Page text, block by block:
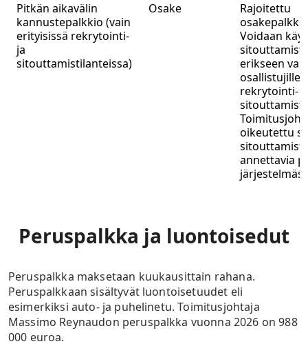
Pitkän aikavälin
kannustepalkkio (vain
erityisissä rekrytointi-
ja
sitouttamistilanteissa)
Osake
Rajoitettu
Voidaan
erikseen
osallistujille
rekrytointi-
oikeutettu
annettavia
Peruspalkka ja luontoisedut
Peruspalkka maksetaan kuukausittain rahana.
Peruspalkkaan sisältyvät luontoisetuudet eli
esimerkiksi auto- ja puhelinetu. Toimitusjohtaja
Massimo Reynaudon peruspalkka vuonna 2026 on 988
000 euroa.